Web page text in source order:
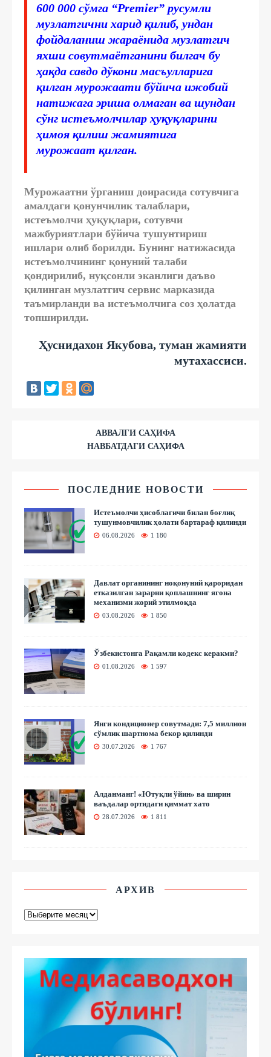
600 000 сўмга “Premier” русумли
музлатгични харид қилиб, ундан
фойдаланиш жараёнида музлатгич
яхши совутмаётганини билгач бу
ҳақда савдо дўкони масъулларига
қилган мурожаати бўйича ижобий
натижага эриша олмаган ва шундан
сўнг истеъмолчилар ҳуқуқларини
ҳимоя қилиш жамиятига
мурожаат қилган.
Мурожаатни ўрганиш доирасида сотувчига
амалдаги қонунчилик талаблари,
истеъмолчи ҳуқуқлари, сотувчи
мажбуриятлари бўйича тушунтириш
ишлари олиб борилди. Бунинг натижасида
истеъмолчининг қонуний талаби
қондирилиб, нуқсонли эканлиги даъво
қилинган музлатгич сервис марказида
таъмирланди ва истеъмолчига соз ҳолатда
топширилди.
Ҳуснидахон Якубова, туман жамияти
мутахассиси.
АВВАЛГИ САҲИФА
НАВБАТДАГИ САҲИФА
ПОСЛЕДНИЕ НОВОСТИ
Истеъмолчи ҳисоблагичи билан боғлиқ
тушунмовчилик ҳолати бартараф қилинди
06.08.2026 1 180
Давлат органининг ноқонуний қароридан
етказилган зарарни қоплашнинг ягона
механизми жорий этилмоқда
03.08.2026 1 850
Ўзбекистонга Рақамли кодекс керакми?
01.08.2026 1 597
Янги кондиционер совутмади: 7,5 миллион
сўмлик шартнома бекор қилинди
30.07.2026 1 767
Алданманг! «Ютуқли ўйин» ва ширин
ваъдалар ортидаги қиммат хато
28.07.2026 1 811
АРХИВ